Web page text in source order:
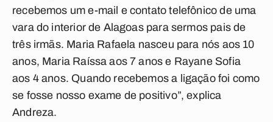
recebemos um e-mail e contato telefônico de uma
vara do interior de Alagoas para sermos pais de
três irmãs. Maria Rafaela nasceu para nós aos 10
anos, Maria Raíssa aos 7 anos e Rayane Sofia
aos 4 anos. Quando recebemos a ligação foi como
se fosse nosso exame de positivo”, explica
Andreza.